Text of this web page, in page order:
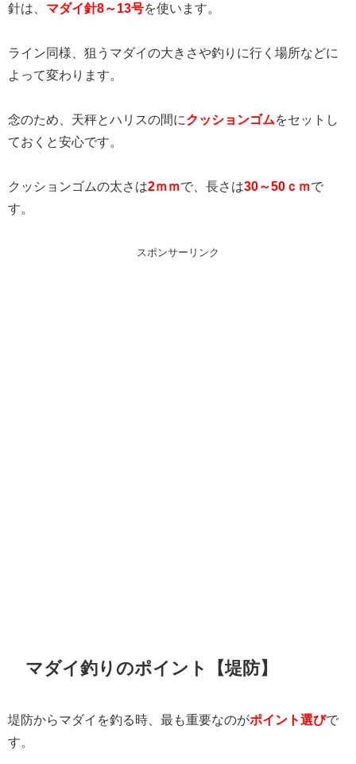
針は、 マダイ針8～13号を使います。
ライン同様、狙うマダイの大きさや釣りに行く場所などに
よって変わります。
念のため、天秤とハリスの間にクッションゴムをセットし
ておくと安心です。
クッションゴムの太さは2ｍｍで、長さは30～50ｃｍで
す。
スポンサーリンク
マダイ釣りのポイント【堤防】
堤防からマダイを釣る時、最も重要なのがポイント選びで
す。